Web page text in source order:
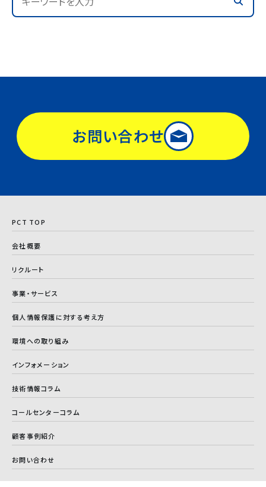
お問い合わせ
PCT TOP
会社概要
リクルート
事業・サービス
個人情報保護に対する考え方
環境への取り組み
インフォメーション
技術情報コラム
コールセンターコラム
顧客事例紹介
お問い合わせ